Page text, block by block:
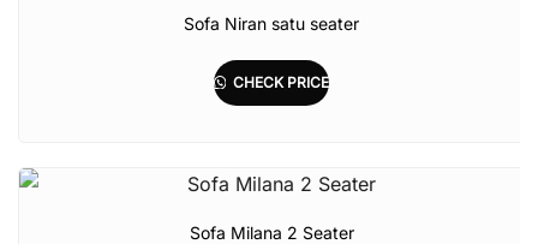
Sofa Niran satu seater
CHECK PRICE
Sofa Milana 2 Seater